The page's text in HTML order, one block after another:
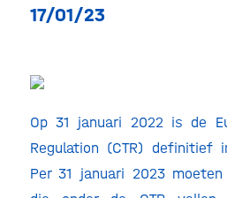
17/01/23
Op 31 januari 2022 is de
Regulation (CTR) definitief
Per 31 januari 2023